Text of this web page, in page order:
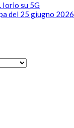
Iorio su 5G
del 25 giugno 2026